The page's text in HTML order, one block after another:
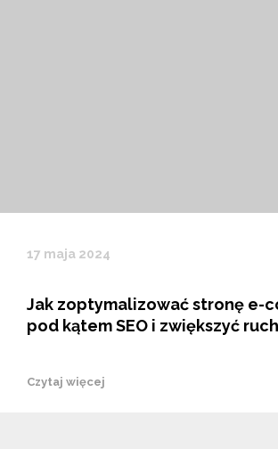
17 maja 2024
Jak zoptymalizować stronę e-
pod kątem SEO i zwiększyć
Czytaj więcej